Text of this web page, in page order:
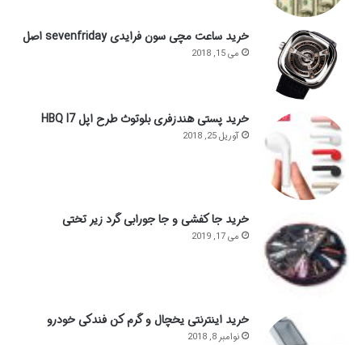
خرید ساعت مچی سون فرایدی sevenfriday اصل
می 15, 2018
خرید پستی هندزفری بلوتوث طرح اپل HBQ I7
آوریل 25, 2018
خرید جا کفشی و جا جورابی گرد زیر تختی
می 17, 2019
خرید اینترنتی یخچال و گرم کن فندکی خودرو
نوامبر 8, 2018